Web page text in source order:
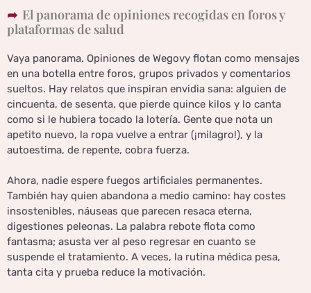
El panorama de opiniones recogidas en foros y
plataformas de salud
Vaya panorama. Opiniones de Wegovy flotan como mensajes
en una botella entre foros, grupos privados y comentarios
sueltos. Hay relatos que inspiran envidia sana: alguien de
cincuenta, de sesenta, que pierde quince kilos y lo canta
como si le hubiera tocado la lotería. Gente que nota un
apetito nuevo, la ropa vuelve a entrar (¡milagro!), y la
autoestima, de repente, cobra fuerza.
Ahora, nadie espere fuegos artificiales permanentes.
También hay quien abandona a medio camino: hay costes
insostenibles, náuseas que parecen resaca eterna,
digestiones peleonas. La palabra rebote flota como
fantasma; asusta ver al peso regresar en cuanto se
suspende el tratamiento. A veces, la rutina médica pesa,
tanta cita y prueba reduce la motivación.